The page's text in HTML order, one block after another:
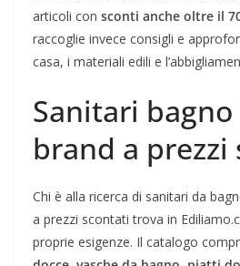
articoli con sconti anche oltre il
raccoglie invece consigli e
casa, i materiali edili e
Sanitari
brand a prezzi
Chi è alla ricerca di sanitari da
a prezzi scontati trova in
proprie esigenze. Il catalogo